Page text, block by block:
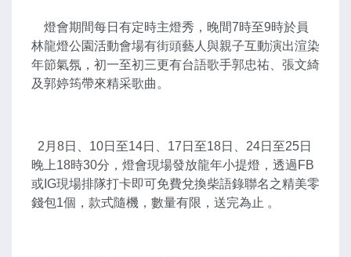
燈會期間每日有定時主燈秀，晚間7時至9時於員
林龍燈公園活動會場有街頭藝人與親子互動演出渲染
年節氣氛，初一至初三更有台語歌手郭忠祐、張文綺
及郭婷筠帶來精采歌曲。
2月8日、10日至14日、17日至18日、24日至25日
晚上18時30分，燈會現場發放龍年小提燈，透過FB
或IG現場排隊打卡即可免費兌換柴語錄聯名之精美零
錢包1個，款式隨機，數量有限，送完為止 。